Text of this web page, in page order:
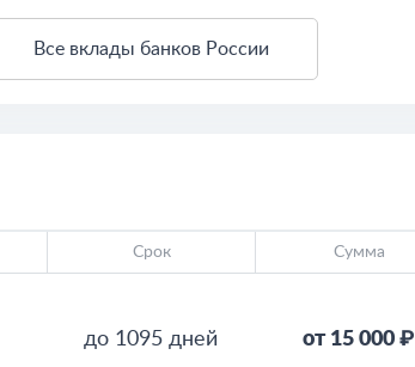
Все вклады банков России
Срок Сумма
до 1095 дней от 15 000 ₽